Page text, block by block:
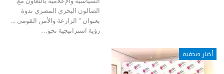
الصالون البحري المصري ندوة
بعنوان " الزارعة والأمن القومي ...
رؤية استراتيجية نحو…
أخبار صحفية